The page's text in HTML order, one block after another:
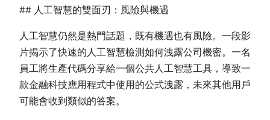
## 人工智慧的雙面刃：風險與機遇
人工智慧仍然是熱門話題，既有機遇也有風險。一段影
片揭示了快速的人工智慧檢測如何洩露公司機密。一名
員工將生產代碼分享給一個公共人工智慧工具，導致一
款金融科技應用程式中使用的公式洩露，未來其他用戶
可能會收到類似的答案。